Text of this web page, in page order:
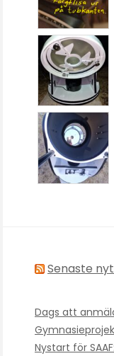
Senaste
Dags att
Nystart för